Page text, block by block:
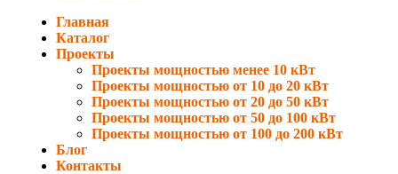
Главная
Каталог
Проекты
Проекты мощностью менее 10 кВт
Проекты мощностью от 10 до 20 кВт
Проекты мощностью от 20 до 50 кВт
Проекты мощностью от 50 до 100 кВт
Проекты мощностью от 100 до 200 кВт
Блог
Контакты